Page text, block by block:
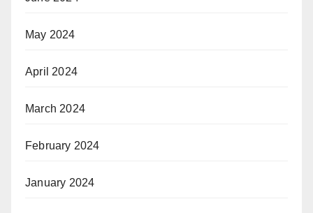
May 2024
April 2024
March 2024
February 2024
January 2024